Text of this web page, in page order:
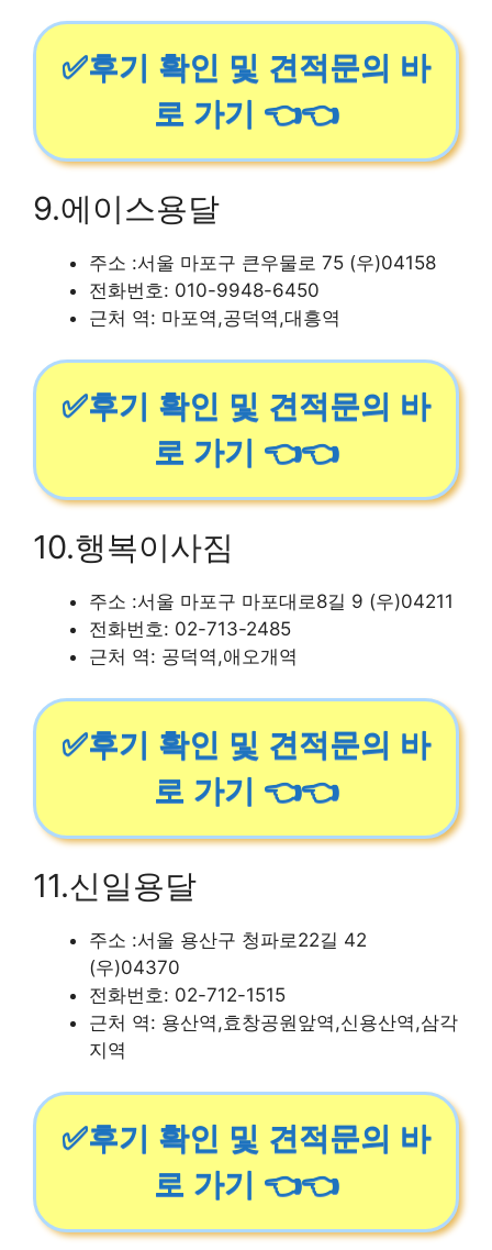
✅후기 확인 및 견적문의 바
로 가기 👈👈
9.에이스용달
주소 :서울 마포구 큰우물로 75 (우)04158
전화번호: 010-9948-6450
근처 역: 마포역,공덕역,대흥역
✅후기 확인 및 견적문의 바
로 가기 👈👈
10.행복이사짐
주소 :서울 마포구 마포대로8길 9 (우)04211
전화번호: 02-713-2485
근처 역: 공덕역,애오개역
✅후기 확인 및 견적문의 바
로 가기 👈👈
11.신일용달
주소 :서울 용산구 청파로22길 42
(우)04370
전화번호: 02-712-1515
근처 역: 용산역,효창공원앞역,신용산역,삼각
지역
✅후기 확인 및 견적문의 바
로 가기 👈👈